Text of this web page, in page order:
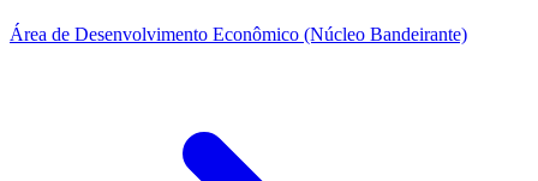
Área de Desenvolvimento Econômico (Núcleo Bandeirante)